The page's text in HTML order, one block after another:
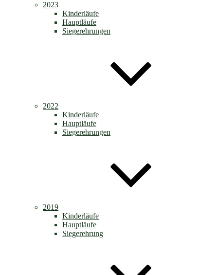
2023
Kinderläufe
Hauptläufe
Siegerehrungen
2022
Kinderläufe
Hauptläufe
Siegerehrungen
2019
Kinderläufe
Hauptläufe
Siegerehrung